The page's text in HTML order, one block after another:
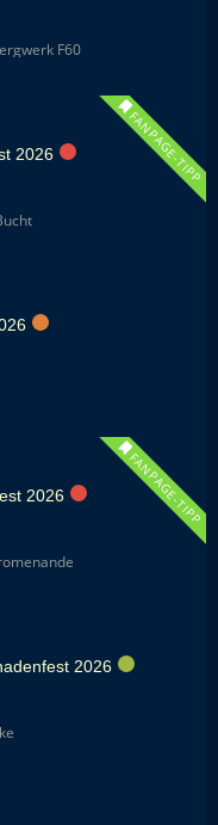
F60
FANPAGE-TIPP
2026
FANPAGE-TIPP
2026
2026